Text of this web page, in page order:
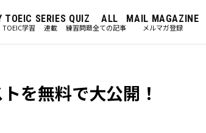
TOEIC
TOEIC学習
SERIES
連載
QUIZ
練習問題
ALL
全ての記事
MAIL MAGAZINE
メルマガ登録
を無料で大公開！